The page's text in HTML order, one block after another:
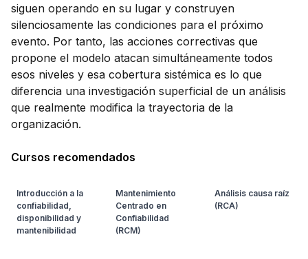
siguen operando en su lugar y construyen
silenciosamente las condiciones para el próximo
evento. Por tanto, las acciones correctivas que
propone el modelo atacan simultáneamente todos
esos niveles y esa cobertura sistémica es lo que
diferencia una investigación superficial de un análisis
que realmente modifica la trayectoria de la
organización.
Cursos recomendados
Introducción a la
confiabilidad,
disponibilidad y
mantenibilidad
Mantenimiento
Centrado en
Confiabilidad
(RCM)
Análisis causa raíz
(RCA)